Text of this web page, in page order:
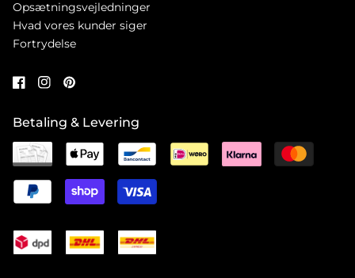
Opsætningsvejledninger
Hvad vores kunder siger
Fortrydelse
Betaling & Levering